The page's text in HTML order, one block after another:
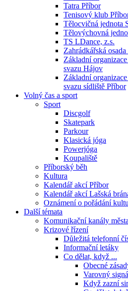
Tatra Příbor
Tenisový klub
Tělocvičná jednota
Tělovýchovná
TS LDance, z.s.
Zahrádkářská
Základní
svazu Hájov
Základní
svazu sídliště Příbor
Volný čas a sport
Sport
Discgolf
Skatepark
Parkour
Klasická jóga
Powerjóga
Koupaliště
Příborský běh
Kultura
Kalendář akcí Příbor
Kalendář akcí Lašská
Oznámení o pořádání
Další témata
Komunikační kanály města
Krizové řízení
Důležitá telefonní
Informační letáky
Co dělat, když ...
Obecné
Varovný
Když zazní